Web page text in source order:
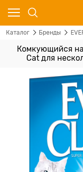
Каталог Бренды
Комкующийся
Cat для